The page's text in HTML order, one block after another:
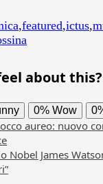
,featured,ictus,
about this?
0% Wow
aureo: nuovo
Nobel James